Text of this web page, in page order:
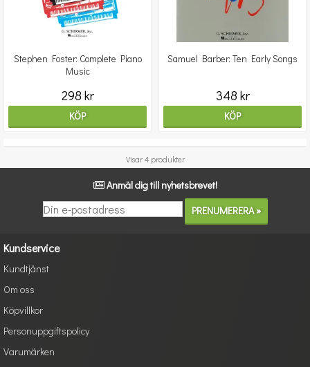
Stephen Foster: Complete Piano
Music
298 kr
KÖP
Samuel Barber: Ten Early Songs
348 kr
KÖP
Visar 4 produkter
Anmäl dig till nyhetsbrevet!
Kundservice
Kundtjänst
Om oss
Köpvillkor
Personuppgiftspolicy
Varumärken